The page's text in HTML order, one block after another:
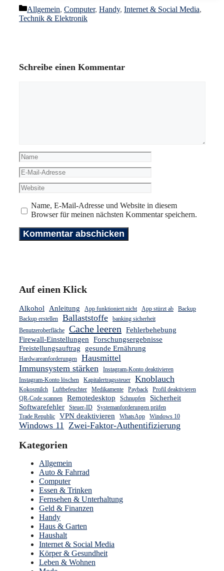
Kategorien
Allgemein, Computer, Handy, Internet & Social Media,
Technik & Elektronik
Schreibe einen Kommentar
Name
E-
Mail-
Adresse
Website
Name, E-Mail-Adresse und Website in diesem
Browser für meinen nächsten Kommentar speichern.
Auf einen Klick
Alkohol Anleitung App funktioniert nicht App stürzt ab
Backup
Backup erstellen
Ballaststoffe
banking sicherheit
Benutzeroberfläche
Cache leeren Fehlerbehebung
Firewall-Einstellungen Forschungsergebnisse
Freistellungsauftrag
gesunde Ernährung
Hardwareanforderungen
Hausmittel
Immunsystem stärken
Instagram-Konto deaktivieren
Instagram-Konto löschen
Kapitalertragssteuer Knoblauch
Kokosmilch Luftbefeuchter Medikamente Payback
Profil deaktivieren
QR-Code scannen
Remotedesktop Schnupfen
Sicherheit
Softwarefehler
Steuer-ID
Systemanforderungen prüfen
Trade Republic
VPN deaktivieren WhatsApp Windows 10
Windows 11 Zwei-Faktor-Authentifizierung
Kategorien
Allgemein
Auto & Fahrrad
Computer
Essen & Trinken
Fernsehen & Unterhaltung
Geld & Finanzen
Handy
Haus & Garten
Haushalt
Internet & Social Media
Körper & Gesundheit
Leben & Wohnen